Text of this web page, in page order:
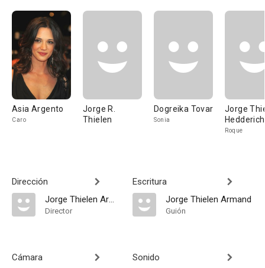
Asia Argento
Caro
Jorge R.
Thielen
Dogreika Tovar
Sonia
Jorge
Hedderich
Roque
Dirección
Jorge Thielen Armand
Director
Cámara
Escritura
Jorge Thielen Armand
Guión
Sonido